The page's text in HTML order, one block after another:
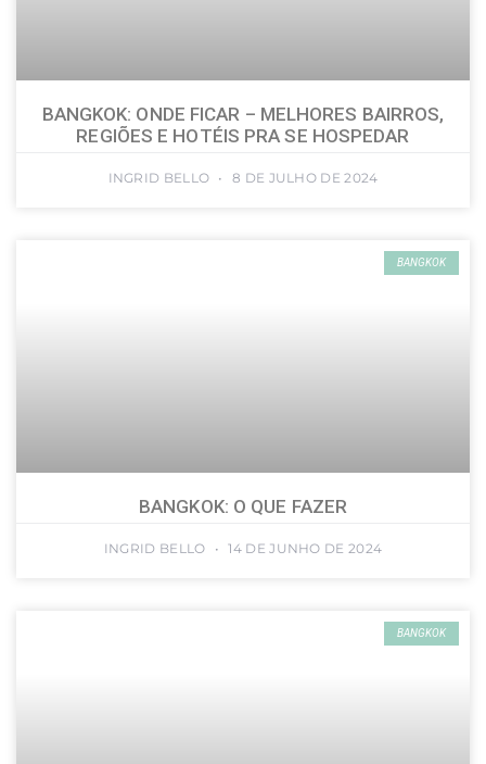
BANGKOK: ONDE FICAR – MELHORES BAIRROS,
REGIÕES E HOTÉIS PRA SE HOSPEDAR
INGRID BELLO 8 DE JULHO DE 2024
BANGKOK
BANGKOK: O QUE FAZER
INGRID BELLO 14 DE JUNHO DE 2024
BANGKOK